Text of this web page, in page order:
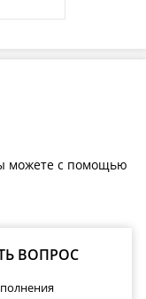
можете с помощью
ВОПРОС